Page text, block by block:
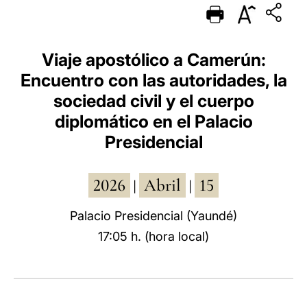
PORTUGUÊS
ESPAÑOL
DEUTSCH
POLSKI
العربيّة
Viaje apostólico a Camerún:
Encuentro con las autoridades, la
sociedad civil y el cuerpo
diplomático en el Palacio
Presidencial
2026 Abril 15
Palacio Presidencial (Yaundé)
17:05 h. (hora local)